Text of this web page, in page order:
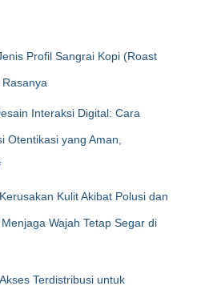
Profil Sangrai Kopi (Roast
Interaksi Digital: Cara
Otentikasi yang Aman,
Kulit Akibat Polusi dan
Wajah Tetap Segar di
Terdistribusi untuk